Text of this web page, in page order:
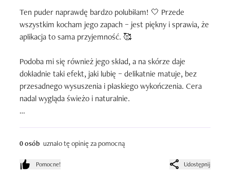
Ten puder naprawdę bardzo polubiłam! 🤍 Przede
wszystkim kocham jego zapach – jest piękny i sprawia, że
aplikacja to sama przyjemność. 🥰
Podoba mi się również jego skład, a na skórze daje
dokładnie taki efekt, jaki lubię – delikatnie matuje, bez
przesadnego wysuszenia i płaskiego wykończenia. Cera
nadal wygląda świeżo i naturalnie.
jeden z tych produktów, które chce się używać
codziennie!
0 osób uznało tę opinię za pomocną
Pomocne! Udostępnij